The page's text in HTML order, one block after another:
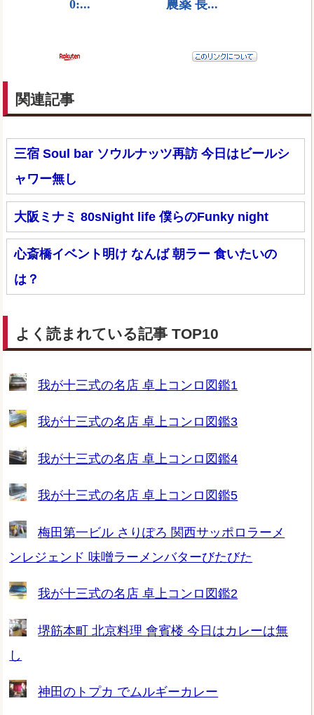
関連記事
三宿 Soul bar ソウルナッツ再訪 今日はビールシ
ャワー無し
大阪ミナミ 80sNight life 僕らのFunky night
心斎橋イベント明け なんば 朝ラー 食いたいの
は？
よく読まれている記事 TOP10
我が十三式の名店 卓上コンロ図鑑1
我が十三式の名店 卓上コンロ図鑑3
我が十三式の名店 卓上コンロ図鑑4
我が十三式の名店 卓上コンロ図鑑5
梅田第一ビル さりぽろ 関西サッポロラーメ
ンレジェンド 味噌ラーメンバターびたびた
我が十三式の名店 卓上コンロ図鑑2
堺筋本町 北京料理 會賓楼 今日はカレーは無
し
神田のトプカ でムルギーカレー